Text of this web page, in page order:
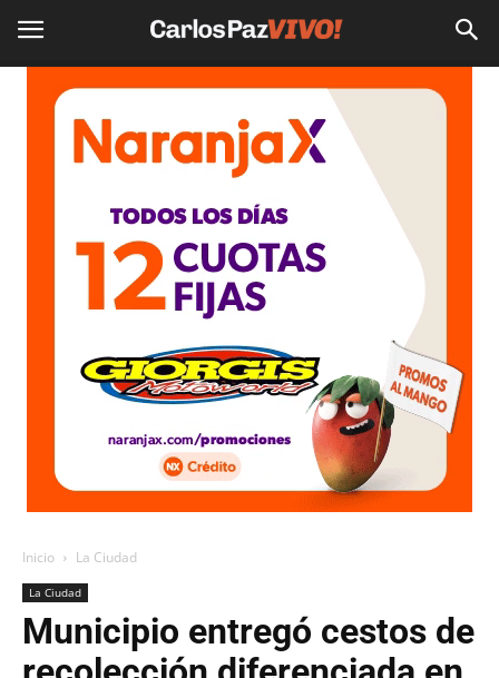
Inicio La Ciudad
La Ciudad
Municipio entregó cestos de